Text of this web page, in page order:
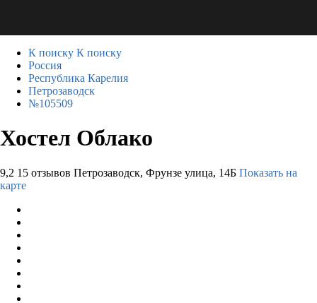
К поиску К поиску
Россия
Республика Карелия
Петрозаводск
№105509
Хостел Облако
9,2 15 отзывов Петрозаводск, Фрунзе улица, 14Б Показать на
карте